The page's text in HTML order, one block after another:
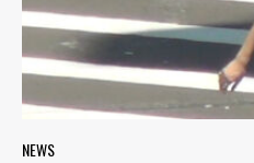
NEWS